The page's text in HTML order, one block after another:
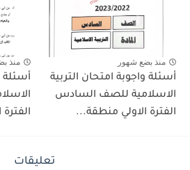
منذ بضع شهور
أسئلة واجوبة امتحان التربية
الاسلامية للصف السادس
الفترة الاولي منطقة...
منذ
أسئلة
تعليقات